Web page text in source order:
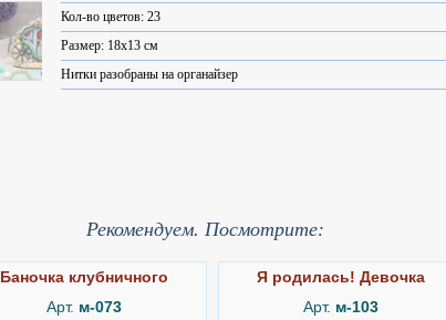
Кол-во цветов: 23
Размер: 18x13 см
Нитки разобраны на органайзер
Рекомендуем. Посмотрите:
Баночка клубничного
Арт. м-073
Я родилась! Девочка
Арт. м-103